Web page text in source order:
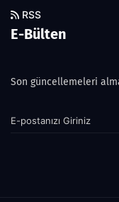
RSS
E-Bülten
Son güncellemeleri